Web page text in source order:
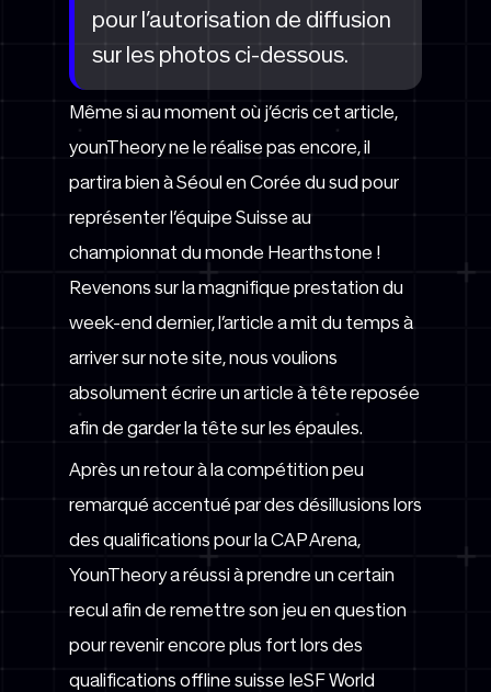
pour l’autorisation de diffusion
sur les photos ci-dessous.
Même si au moment où j’écris cet article,
younTheory ne le réalise pas encore, il
partira bien à Séoul en Corée du sud pour
représenter l’équipe Suisse au
championnat du monde Hearthstone !
Revenons sur la magnifique prestation du
week-end dernier, l’article a mit du temps à
arriver sur note site, nous voulions
absolument écrire un article à tête reposée
afin de garder la tête sur les épaules.
Après un retour à la compétition peu
remarqué accentué par des désillusions lors
des qualifications pour la CAP Arena,
YounTheory a réussi à prendre un certain
recul afin de remettre son jeu en question
pour revenir encore plus fort lors des
qualifications offline suisse IeSF World